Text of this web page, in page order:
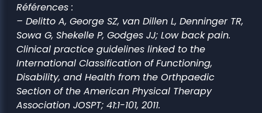
Références :
– Delitto A, George SZ, van Dillen L, Denninger TR,
Sowa G, Shekelle P, Godges JJ; Low back pain.
Clinical practice guidelines linked to the
International Classification of Functioning,
Disability, and Health from the Orthpaedic
Section of the American Physical Therapy
Association JOSPT; 41:1-101, 2011.